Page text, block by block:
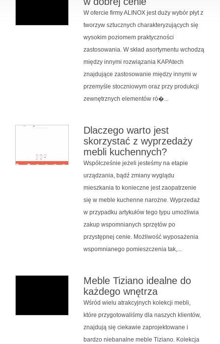
W ofercie firmy ALINOX jest duży wybór płyt z
tworzyw sztucznych charakteryzujących się
wysokim poziomem praktyczności
zastosowania. W skład asortymentu wchodzą
między innymi rozwiązania KAPAtech
znajdujące zastosowanie między innymi w
przemyśle stoczniowym oraz przy produkcji
zewnętrznych elementów ró�...
Dlaczego warto jest
skorzystać z wyprzedaży
mebli kuchennych?
Współcześnie jeżeli jesteśmy na etapie
urządzania, bądź zmiany wyglądu
mieszkania to konieczne jest zaopatrzenie
się w meble kuchenne narożne. Wyprzedaż
w przypadku artykułów tego typu umożliwia
zakup wspomnianych sprzętów po
przystępnej cenie. Możliwość wyposażenia
wspomnianego pomieszczenia tak,...
Meble Tiziano idealne do
każdego wnętrza
Wśród wielu atrakcyjnych kolekcji mebli,
które przygotowaliśmy dla naszych klientów,
znajdują się ciekawie zaprojektowane i
bardzo niebanalne meble Tiziano. Kolekcja